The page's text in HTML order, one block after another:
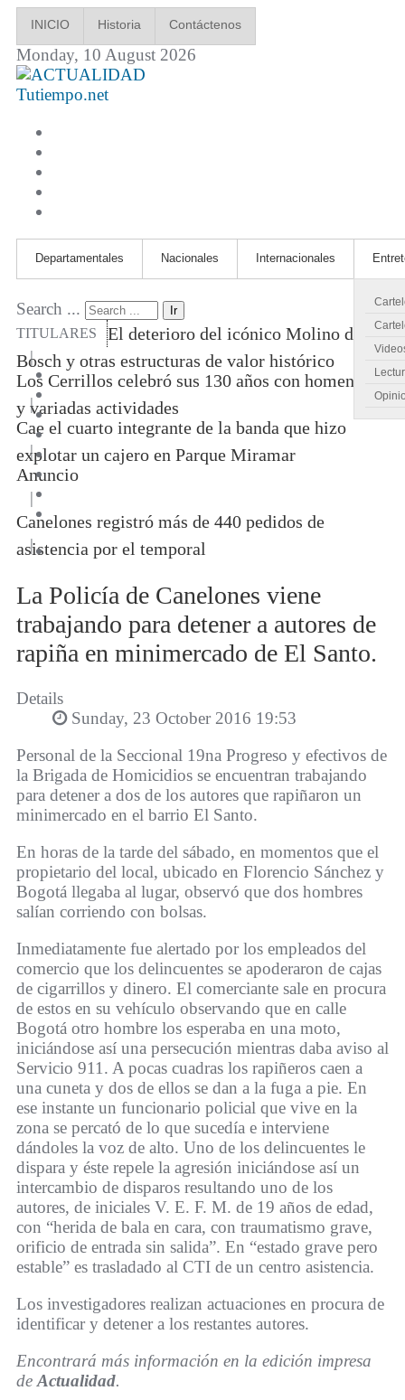
INICIO Historia Contáctenos
Monday, 10 August 2026
Tutiempo.net
Departamentales Nacionales Internacionales
Search ... Ir
TITULARES
El deterioro del icónico Molino de
Bosch y otras estructuras de valor histórico
|
Los Cerrillos celebró sus 130 años con homenajes
y variadas actividades
|
Cae el cuarto integrante de la banda que hizo
explotar un cajero en Parque Miramar
|
Anuncio
|
Canelones registró más de 440 pedidos de
asistencia por el temporal
|
La Policía de Canelones viene
trabajando para detener a autores de
rapiña en minimercado de El Santo.
Details
Sunday, 23 October 2016 19:53
Personal de la Seccional 19na Progreso y efectivos de
la Brigada de Homicidios se encuentran trabajando
para detener a dos de los autores que rapiñaron un
minimercado en el barrio El Santo.
En horas de la tarde del sábado, en momentos que el
propietario del local, ubicado en Florencio Sánchez y
Bogotá llegaba al lugar, observó que dos hombres
salían corriendo con bolsas.
Inmediatamente fue alertado por los empleados del
comercio que los delincuentes se apoderaron de cajas
de cigarrillos y dinero. El comerciante sale en procura
de estos en su vehículo observando que en calle
Bogotá otro hombre los esperaba en una moto,
iniciándose así una persecución mientras daba aviso al
Servicio 911. A pocas cuadras los rapiñeros caen a
una cuneta y dos de ellos se dan a la fuga a pie. En
ese instante un funcionario policial que vive en la
zona se percató de lo que sucedía e interviene
dándoles la voz de alto. Uno de los delincuentes le
dispara y éste repele la agresión iniciándose así un
intercambio de disparos resultando uno de los
autores, de iniciales V. E. F. M. de 19 años de edad,
con “herida de bala en cara, con traumatismo grave,
orificio de entrada sin salida”. En “estado grave pero
estable” es trasladado al CTI de un centro asistencia.
Los investigadores realizan actuaciones en procura de
identificar y detener a los restantes autores.
Encontrará más información en la edición impresa
deActualidad.